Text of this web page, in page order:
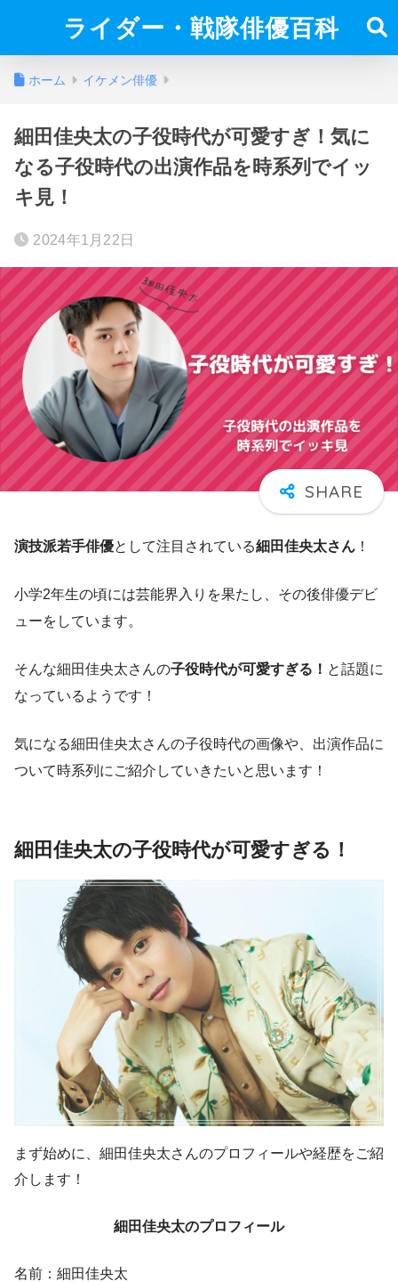
ライダー・戦隊俳優百科
ホーム イケメン俳優
細田佳央太の子役時代が可愛すぎ！気に
なる子役時代の出演作品を時系列でイッ
キ見！
2024年1月22日
演技派若手俳優として注目されている細田佳央太さん ！
小学2年生の頃には芸能界入りを果たし、その後俳優デビ
ューをしています。
そんな細田佳央太さんの子役時代が可愛すぎる！ と話題に
なっているようです！
気になる細田佳央太さんの子役時代の画像や、出演作品に
ついて時系列にご紹介していきたいと思います！
細田佳央太の子役時代が可愛すぎる！
まず始めに、細田佳央太さんのプロフィールや経歴をご紹
介します！
細田佳央太のプロフィール
名前：細田佳央太